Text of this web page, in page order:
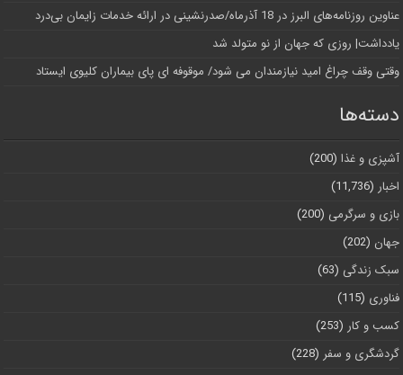
عناوین روزنامه‌های البرز در ‌18 آذرماه/صدرنشینی در ارائه خدمات زایمان بی‌درد
یادداشت| روزی که جهان از نو متولد شد
وقتی وقف چراغ امید نیازمندان می شود/ موقوفه ای پای بیماران کلیوی ایستاد
دسته‌ها
آشپزی و غذا (200)
اخبار (11,736)
بازی و سرگرمی (200)
جهان (202)
سبک زندگی (63)
فناوری (115)
کسب و کار (253)
گردشگری و سفر (228)